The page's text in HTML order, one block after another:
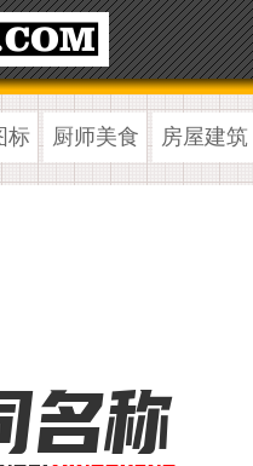
标 厨师美食 房屋建筑